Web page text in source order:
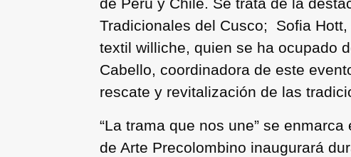
de Perú y Chile. Se trata de la
Tradicionales del Cusco; Sofia
textil williche, quien se ha ocupado
Cabello, coordinadora de este
rescate y revitalización de las
“La trama que nos une” se
de Arte Precolombino inaugurará